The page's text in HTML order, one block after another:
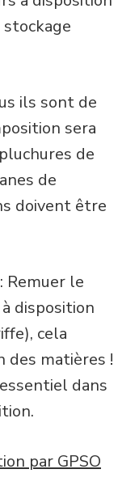
ils sont de
sera
de
de
doivent être
Remuer le
disposition
cela
des matières !
dans
par GPSO